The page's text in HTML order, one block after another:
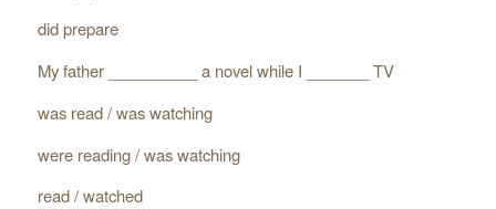
did prepare
My father __________ a novel while I _______ TV
was read / was watching
were reading / was watching
read / watched